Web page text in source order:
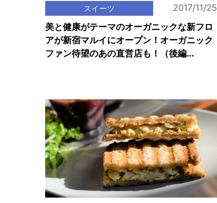
スイーツ 2017/11/25
美と健康がテーマのオーガニックな新フロ
アが新宿マルイにオープン！オーガニック
ファン待望のあの直営店も！（後編...